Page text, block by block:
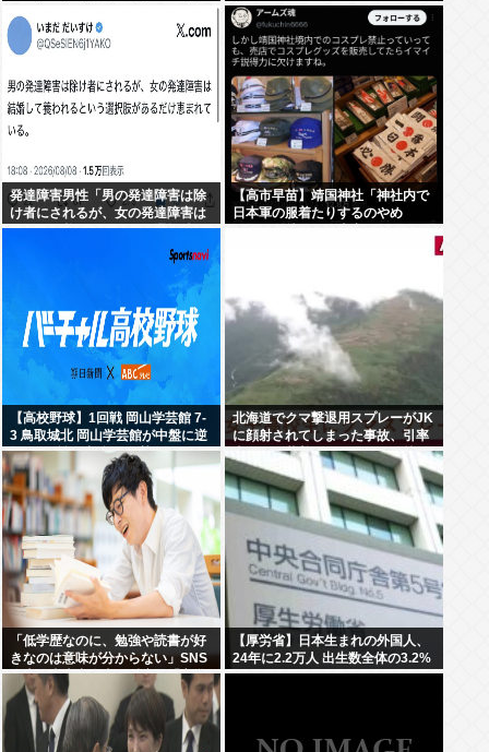
発達障害男性「男の発達障害は除
け者にされるが、女の発達障害は
結婚して養われるという選択肢が
【高市早苗】靖国神社「神社内で
日本軍の服着たりするのやめ
【高校野球】1回戦 岡山学芸館 7-
3 鳥取城北 岡山学芸館が中盤に逆
転し2回戦進出 鳥取県勢、夏の甲
子園11連敗
北海道でクマ撃退用スプレーがJK
に顔射されてしまった事故、引率
者が腰に装着していたものが枝に
引っかかり誤噴射と判明
「低学歴なのに、勉強や読書が好
きなのは意味が分からない」SNS
炎上に東大出身者が反応。「高学
歴=地頭もいい」という認識が間
違っているワケ
【厚労省】日本生まれの外国人、
24年に2.2万人 出生数全体の3.2%